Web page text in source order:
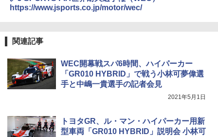
https://www.jsports.co.jp/motor/wec/
関連記事
WEC開幕戦スパ6時間、ハイパーカー
「GR010 HYBRID」で戦う小林可夢偉選
手と中嶋一貴選手の記者会見
2021年5月1日
トヨタGR、ル・マン・ハイパーカー用新
型車両「GR010 HYBRID」説明会 小林可